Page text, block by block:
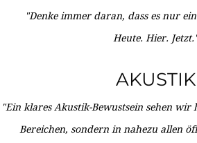
"Denke immer daran, dass es nur
Heute. Hier.
AKUSTIK
"Ein klares Akustik-Bewustsein sehen
Bereichen, sondern in nahezu allen